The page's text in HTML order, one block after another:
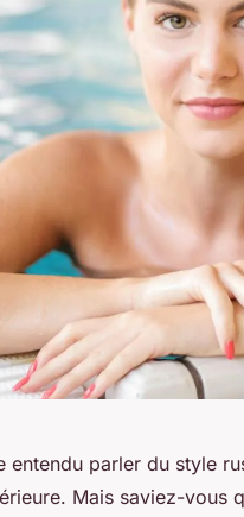
entendu parler du style
Mais saviez-vous